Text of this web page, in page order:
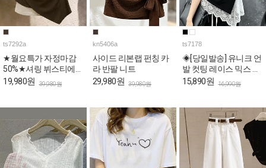
ts7292a
★월요특가 자정마감
50%★셔링 뷔스티에
슬림핏 레이어드 반팔
19,980원 39,980원
kn5406a
사이드 리본랩 펀칭 카
라 반팔 니트
29,980원 39,980원
ts7178
◈[당일발송] 유니크 언
발 컷팅 레이스 믹스 슬
림 반팔티
15,890원 16,990원